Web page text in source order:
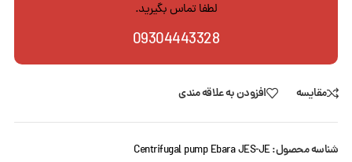
لطفا تماس بگیرید.
09304443328
مقایسه افزودن به علاقه مندی
شناسه محصول:Centrifugal pump Ebara JES-JE